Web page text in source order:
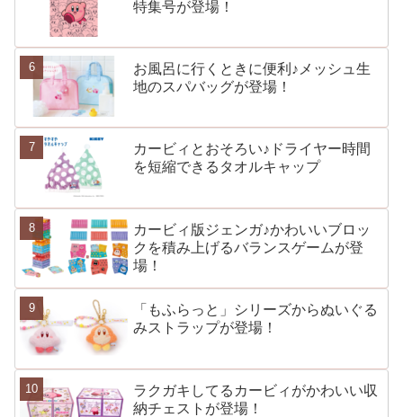
特集号が登場！
お風呂に行くときに便利♪メッシュ生
地のスパバッグが登場！
カービィとおそろい♪ドライヤー時間
を短縮できるタオルキャップ
カービィ版ジェンガ♪かわいいブロッ
クを積み上げるバランスゲームが登
場！
「もふらっと」シリーズからぬいぐる
みストラップが登場！
ラクガキしてるカービィがかわいい収
納チェストが登場！